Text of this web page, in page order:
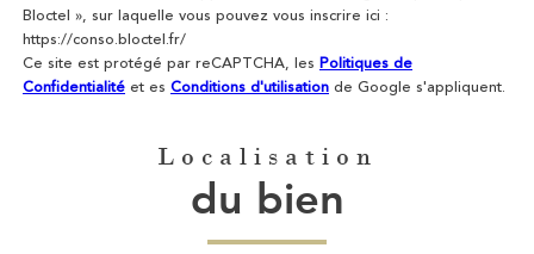
Bloctel », sur laquelle vous pouvez vous inscrire ici :
https://conso.bloctel.fr/
Ce site est protégé par reCAPTCHA, les Politiques de
Confidentialité et es Conditions d'utilisation de Google s'appliquent.
Localisation
du bien